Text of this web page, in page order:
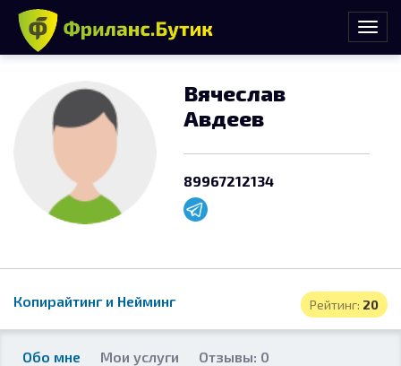
Вячеслав
Авдеев
89967212134
Рейтинг: 20
Копирайтинг и Нейминг
Обо мне Мои услуги
Отзывы: 0